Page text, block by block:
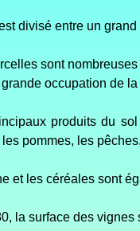
divisé entre un
sont
grande occupation de
produits du
les pommes, les
et les céréales sont
la surface des